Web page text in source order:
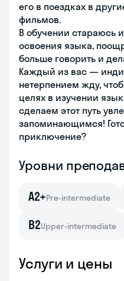
его в поездках в
фильмов.
В обучении стараюсь
освоения языка,
больше говорить и
Каждый из вас —
нетерпением жду,
целях в изучении
сделаем этот путь
запоминающимся!
приключение?
Уровни
A2+Pre-intermediate
B2Upper-intermediate
Услуги и цены